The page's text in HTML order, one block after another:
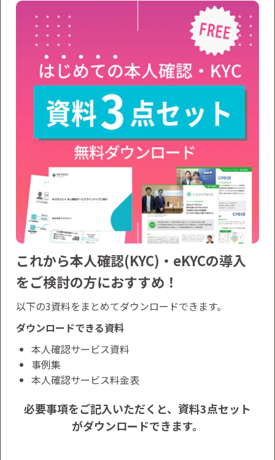
これから本人確認(KYC)・eKYCの導入
をご検討の方におすすめ！
以下の3資料をまとめてダウンロードできます。
ダウンロードできる資料
本人確認サービス資料
事例集
本人確認サービス料金表
必要事項をご記入いただくと、資料3点セット
がダウンロードできます。